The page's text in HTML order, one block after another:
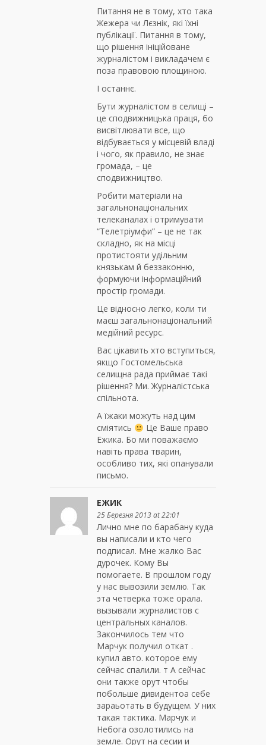
Питання не в тому, хто така
Жежера чи Лєзнік, які їхні
публікації. Питання в тому,
що рішення ініційоване
журналістом і викладачем є
поза правовою площиною.
І останнє.
Бути журналістом в селищі –
це сподвижницька праця, бо
висвітлювати все, що
відбувається у місцевій владі
і чого, як правило, не знає
громада, – це
сподвижництво.
Робити матеріали на
загальнонаціональних
телеканалах і отримувати
“Телетріумфи” – це не так
складно, як на місці
протистояти удільним
князькам й беззаконню,
формуючи інформаційний
простір громади.
Це відносно легко, коли ти
маєш загальнонаціональний
медійний ресурс.
Вас цікавить хто вступиться,
якщо Гостомельська
селищна рада приймає такі
рішення? Ми. Журналістська
спільнота.
А їжаки можуть над цим
сміятись
Це Ваше право
Ежика. Бо ми поважаємо
навіть права тварин,
особливо тих, які опанували
письмо.
ЕЖИК
25 Березня 2013 at 22:01
Лично мне по барабану куда
вы написали и кто чего
подписал. Мне жалко Вас
дурочек. Кому Вы
помогаете. В прошлом году
у нас вывозили землю. Так
эта четверка тоже орала.
вызывали журналистов с
центральных каналов.
Закончилось тем что
Марчук получил откат .
купил авто. которое ему
сейчас спалили. т А сейчас
они также орут чтобы
побольше дивидентоа себе
зараьотать в будущем. У них
такая тактика. Марчук и
Небога озолотились на
земле. Орут на сесии и